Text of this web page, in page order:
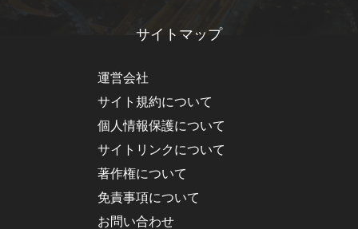
サイトマップ
運営会社
サイト規約について
個人情報保護について
サイトリンクについて
著作権について
免責事項について
お問い合わせ